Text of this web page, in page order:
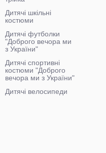
Дитячі шкільні
костюми
Дитячі футболки
"Доброго вечора ми
з України"
Дитячі спортивні
костюми "Доброго
вечора ми з України"
Дитячі велосипеди